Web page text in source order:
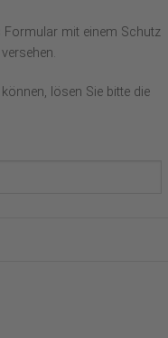
Formular mit einem Schutz
lösen Sie bitte die